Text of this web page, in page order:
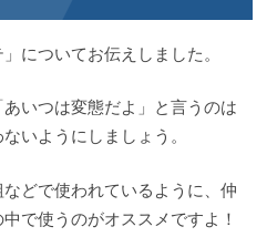
についてお伝えしました。
いつは変態だよ」と言うのは
いようにしましょう。
どで使われているように、仲
で使うのがオススメですよ！